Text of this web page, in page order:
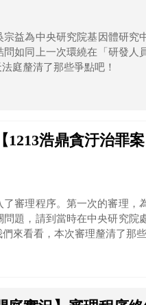
益為中央研究院基因體研究
如同上一次環繞在「研發人
庭釐清了那些爭點吧！
浩鼎貪汙治罪
審理程序。第一次的審理，
題，請到當時在中央研究院
來看看，本次審理釐清了那些